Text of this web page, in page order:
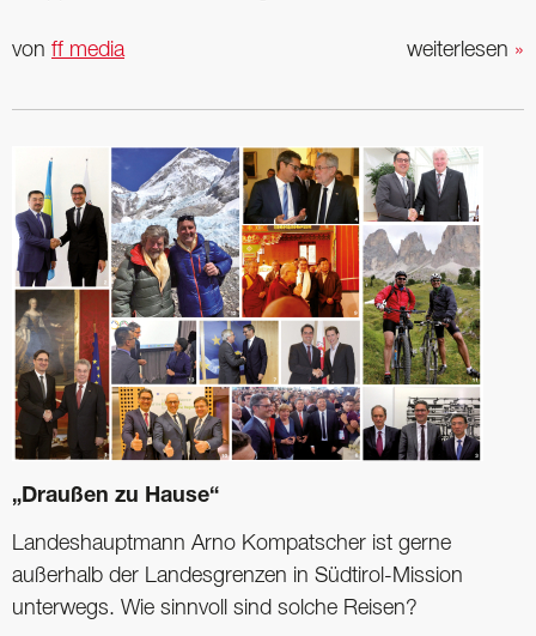
weiterlesen »
von ff media
„Draußen zu Hause“
Landeshauptmann Arno Kompatscher ist gerne
außerhalb der Landesgrenzen in Südtirol-Mission
unterwegs. Wie sinnvoll sind solche Reisen?